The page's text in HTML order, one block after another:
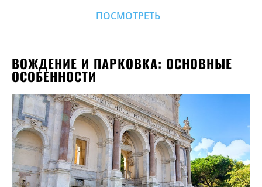
ПОСМОТРЕТЬ
ВОЖДЕНИЕ И ПАРКОВКА: ОСНОВНЫЕ
ОСОБЕННОСТИ